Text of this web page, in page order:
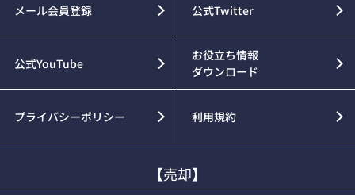
メール会員登録 公式Twitter
公式YouTube
お役立ち情報
ダウンロード
プライバシーポリシー 利用規約
【売却】